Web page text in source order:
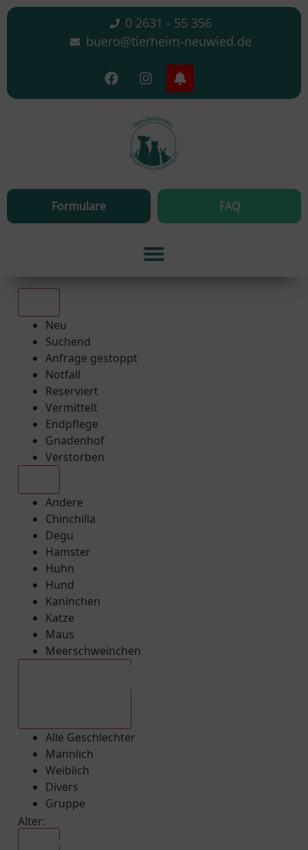
0 2631 - 55 356
buero@tierheim-neuwied.de
Formulare FAQ
Neu
Suchend
Anfrage gestoppt
Notfall
Reserviert
Vermittelt
Endpflege
Gnadenhof
Verstorben
Andere
Chinchilla
Degu
Hamster
Huhn
Hund
Kaninchen
Katze
Maus
Meerschweinchen
Alle Geschlechter
Männlich
Weiblich
Divers
Gruppe
Alter: